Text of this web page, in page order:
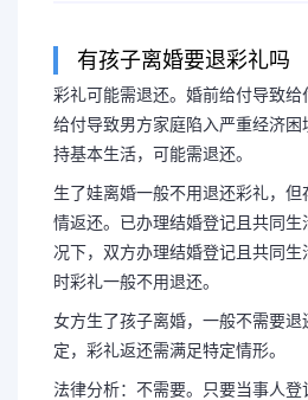
有孩子离婚要退彩礼吗
彩礼可能需退还。婚前给付导致
给付导致男方家庭陷入严重经济
持基本生活，可能需退还。
生了娃离婚一般不用退还彩礼，
情返还。已办理结婚登记且共同
况下，双方办理结婚登记且共同
时彩礼一般不用退还。
女方生了孩子离婚，一般不需要退
定，彩礼返还需满足特定情形。
法律分析：不需要。只要当事人
有小孩且已
彩礼可能需退
礼给付导致男方家